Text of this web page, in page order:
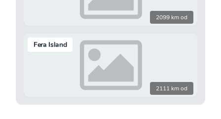
2099 km od
Fera Island
2111 km od